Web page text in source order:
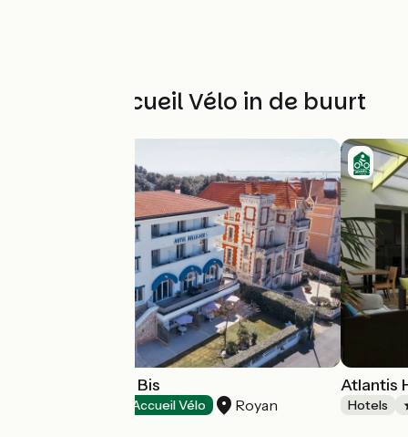
Andere Accueil Vélo in de buurt
Hôtel Belle-Vue Bis
Accueil Vélo Royan
Atlantis
Hotels